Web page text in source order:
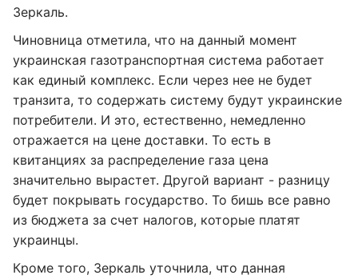
Зеркаль.
Чиновница отметила, что на данный момент
украинская газотранспортная система работает
как единый комплекс. Если через нее не будет
транзита, то содержать систему будут украинские
потребители. И это, естественно, немедленно
отражается на цене доставки. То есть в
квитанциях за распределение газа цена
значительно вырастет. Другой вариант - разницу
будет покрывать государство. То бишь все равно
из бюджета за счет налогов, которые платят
украинцы.
Кроме того, Зеркаль уточнила, что данная